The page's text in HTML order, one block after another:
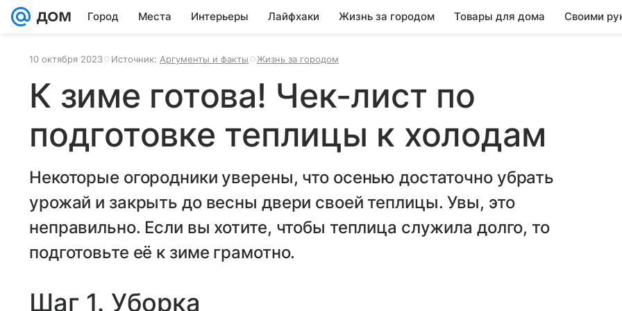
Город Места Интерьеры Лайфхаки Жизнь за городом Товары для дома Своими
10 октября 2023 Источник: Аргументы и факты Жизнь за городом
К зиме готова! Чек-лист по
подготовке теплицы к холодам
Некоторые огородники уверены, что осенью достаточно убрать
урожай и закрыть до весны двери своей теплицы. Увы, это
неправильно. Если вы хотите, чтобы теплица служила долго, то
подготовьте её к зиме грамотно.
Шаг 1. Уборка